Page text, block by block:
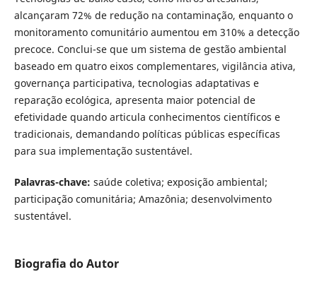
alcançaram 72% de redução na contaminação, enquanto o
monitoramento comunitário aumentou em 310% a detecção
precoce. Conclui-se que um sistema de gestão ambiental
baseado em quatro eixos complementares, vigilância ativa,
governança participativa, tecnologias adaptativas e
reparação ecológica, apresenta maior potencial de
efetividade quando articula conhecimentos científicos e
tradicionais, demandando políticas públicas específicas
para sua implementação sustentável.
Palavras-chave: saúde coletiva; exposição ambiental;
participação comunitária; Amazônia; desenvolvimento
sustentável.
Biografia do Autor